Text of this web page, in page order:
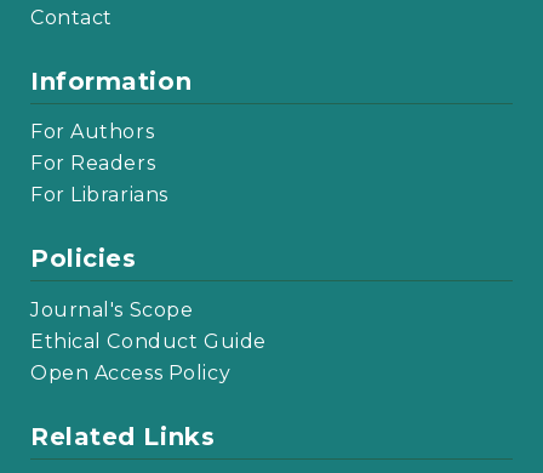
Contact
Information
For Authors
For Readers
For Librarians
Policies
Journal's Scope
Ethical Conduct Guide
Open Access Policy
Related Links